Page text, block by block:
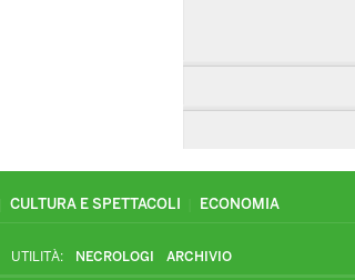
CULTURA E SPETTACOLI ECONOMIA
UTILITÀ: NECROLOGI ARCHIVIO